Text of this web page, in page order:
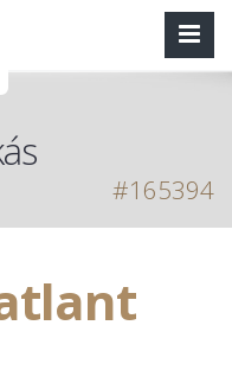
#165394